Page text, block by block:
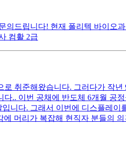
드립니다! 현재 폴리텍 바이오
컴활 2급
취준해왔습니다. 그러다가 작
.. 이번 공채에 반도체 6개월 공
니다. 그래서 이번에 디스플레
머리가 복잡해 현직자 분들의